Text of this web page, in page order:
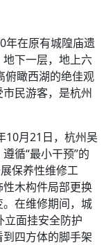
年在原有城隍庙遗
下一层，地上六
俯瞰西湖的绝佳观
民游客，是杭州
10月21日，杭州吴
循“最小干预”的
保养性维修工
木构件局部更换
在维修期间，城
立面挂安全防护
四方体的脚手架